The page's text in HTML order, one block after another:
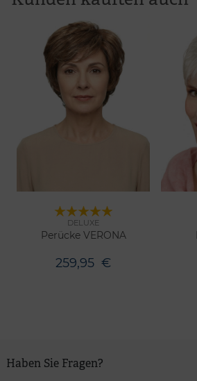
11 Farben Merken
DELUXE
Perücke VERONA
259,95 €
Haben Sie Fragen?